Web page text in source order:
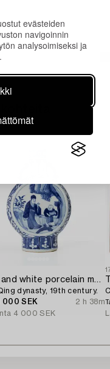
evästeiden
navigoinnin
analysoimiseksi ja
A blue and white porcelain moon flask,
dynasty, 19th century.
000 SEK
2 h 38m
4 000 SEK